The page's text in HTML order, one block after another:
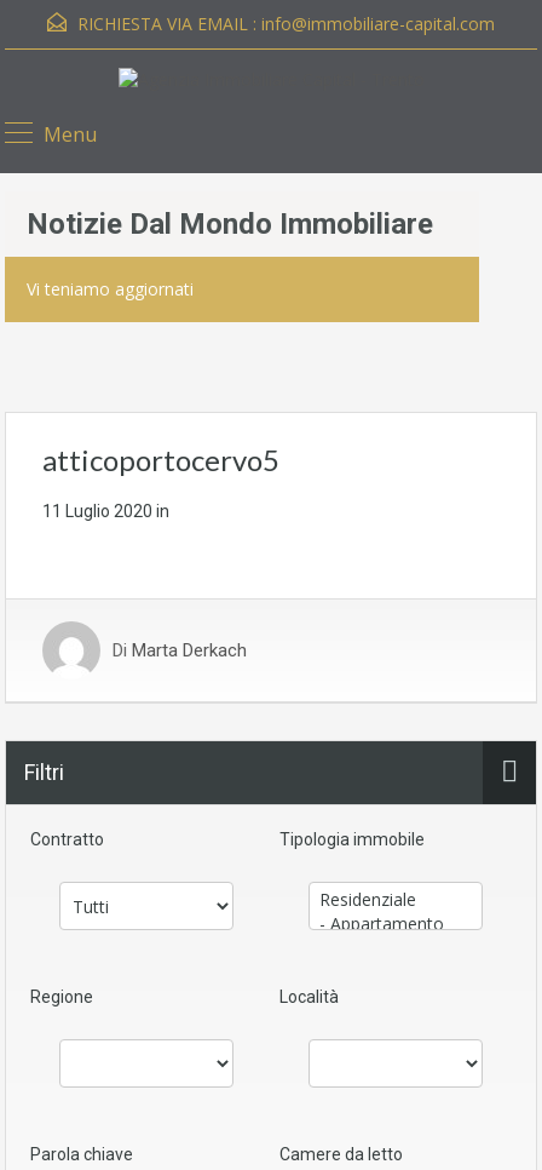
RICHIESTA VIA EMAIL : info@immobiliare-capital.com
Menu
Notizie Dal Mondo Immobiliare
Vi teniamo aggiornati
atticoportocervo5
11 Luglio 2020 in
Di Marta Derkach
Filtri
Contratto Tipologia immobile
Regione Località
Parola chiave Camere da letto